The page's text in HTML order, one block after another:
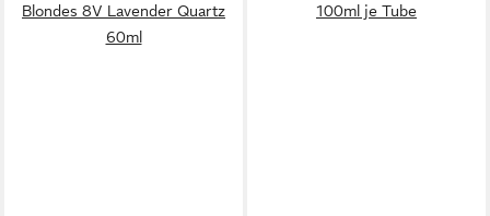
Blondes 8V Lavender Quartz
60ml
100ml je Tube